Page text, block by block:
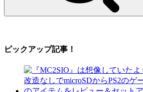
ピックアップ記事！